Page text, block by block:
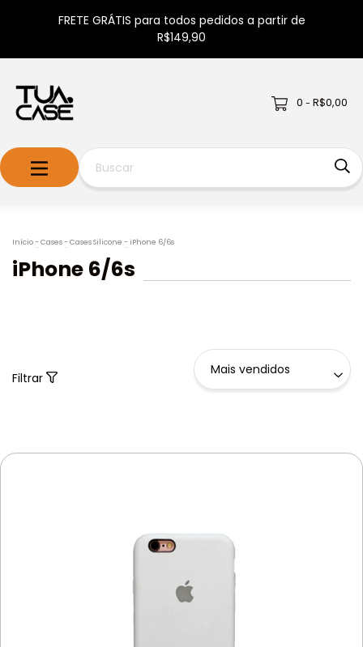
FRETE GRÁTIS para todos pedidos a partir de
R$149,90
0 - R$0,00
Início- Cases- Cases Silicone - iPhone 6/6s
iPhone 6/6s
Filtrar